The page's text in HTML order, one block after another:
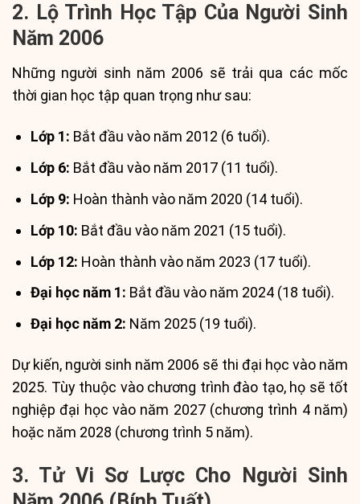
2. Lộ Trình Học Tập Của Người Sinh
Năm 2006
Những người sinh năm 2006 sẽ trải qua các mốc
thời gian học tập quan trọng như sau:
Lớp 1: Bắt đầu vào năm 2012 (6 tuổi).
Lớp 6: Bắt đầu vào năm 2017 (11 tuổi).
Lớp 9: Hoàn thành vào năm 2020 (14 tuổi).
Lớp 10: Bắt đầu vào năm 2021 (15 tuổi).
Lớp 12: Hoàn thành vào năm 2023 (17 tuổi).
Đại học năm 1: Bắt đầu vào năm 2024 (18 tuổi).
Đại học năm 2: Năm 2025 (19 tuổi).
Dự kiến, người sinh năm 2006 sẽ thi đại học vào năm
2025. Tùy thuộc vào chương trình đào tạo, họ sẽ tốt
nghiệp đại học vào năm 2027 (chương trình 4 năm)
hoặc năm 2028 (chương trình 5 năm).
3. Tử Vi Sơ Lược Cho Người Sinh